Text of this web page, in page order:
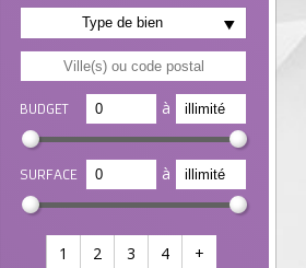
Type de bien
BUDGET à
SURFACE à
1 2 3 4 +